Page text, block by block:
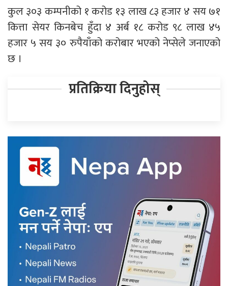
कुल ३०३ कम्पनीको १ करोड १३ लाख ८३ हजार ४ सय ७१
कित्ता सेयर किनबेच हुँदा ४ अर्ब १८ करोड ९८ लाख ४५
हजार ५ सय ३० रुपैयाँको करोबार भएको नेप्सेले जनाएको
छ ।
प्रतिक्रिया दिनुहोस्